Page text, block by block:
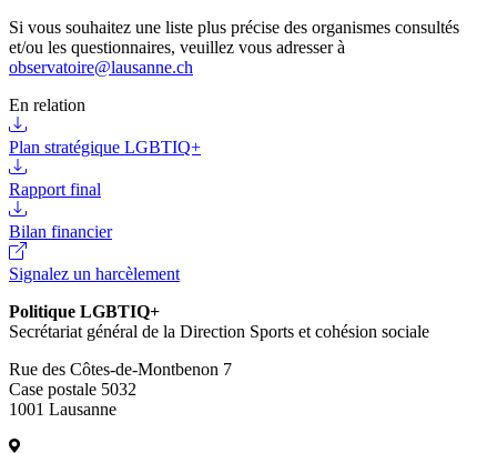
Si vous souhaitez une liste plus précise des organismes consultés
et/ou les questionnaires, veuillez vous adresser à
observatoire@lausanne.ch
En relation
Plan stratégique LGBTIQ+
Rapport final
Bilan financier
Signalez un harcèlement
Politique LGBTIQ+
Secrétariat général de la Direction Sports et cohésion sociale
Rue des Côtes-de-Montbenon 7
Case postale 5032
1001 Lausanne